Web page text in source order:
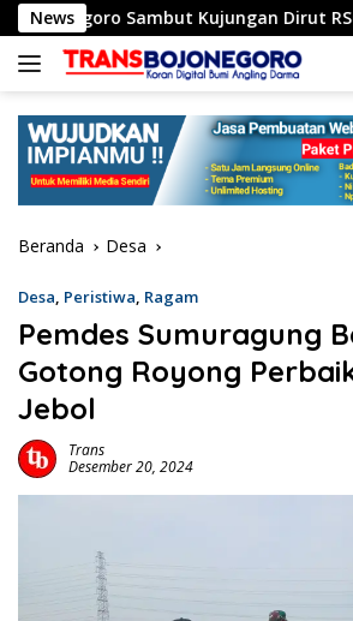
Langsung
ke
konten
News
Sambut Kujungan Dirut RSCM,
Beranda Desa
Desa, Peristiwa, Ragam
Pemdes Sumuragung
Gotong Royong
Jebol
Trans
Desember 20, 2024